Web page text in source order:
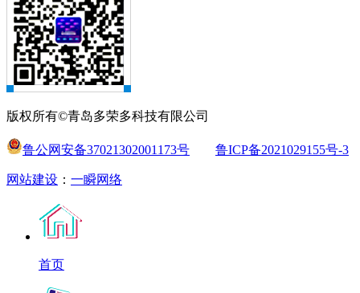
版权所有©青岛多荣多科技有限公司
鲁公网安备37021302001173号 鲁ICP备2021029155号-3
网站建设 ： 一瞬网络
首页